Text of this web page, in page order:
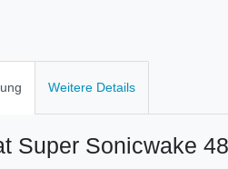
Weitere Details
Super Sonicwake